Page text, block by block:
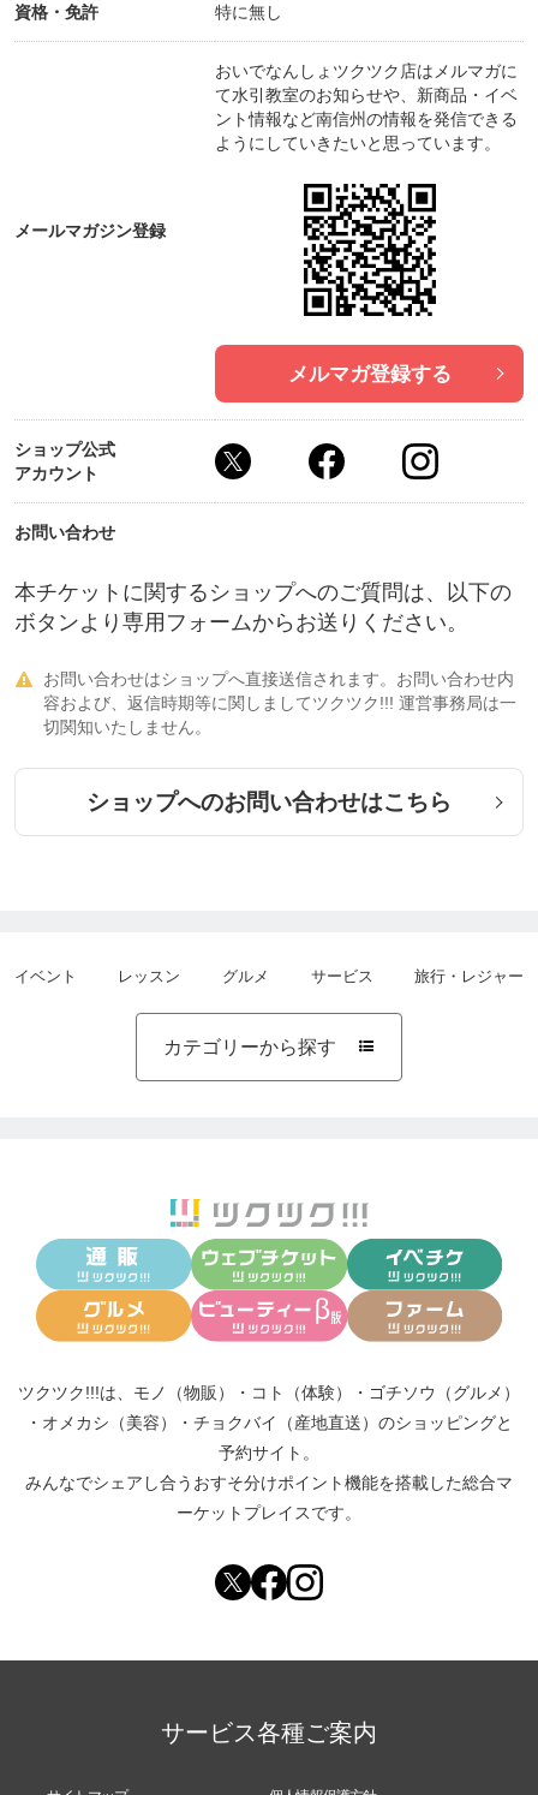
資格・免許 特に無し
メールマガジン登録
おいでなんしょツクツク店はメルマガに
て水引教室のお知らせや、新商品・イベ
ント情報など南信州の情報を発信できる
ようにしていきたいと思っています。
メルマガ登録する
ショップ公式
アカウント
お問い合わせ
本チケットに関するショップへのご質問は、以下の
ボタンより専用フォームからお送りください。

お問い合わせはショップへ直接送信されます。お問い合わせ内
容および、返信時期等に関しましてツクツク!!! 運営事務局は一
切関知いたしません。
ショップへのお問い合わせはこちら
イベント レッスン グルメ サービス 旅行・レジャー
カテゴリーから探す 
ツクツク!!!は、 モノ（物販） ・ コト（体験） ・ ゴチソウ（グルメ）
・ オメカシ（美容） ・ チョクバイ（産地直送） のショッピングと
予約サイト。
みんなでシェアし合う おすそ分けポイント機能を搭載した総合マ
ーケットプレイスです。
サービス各種ご案内